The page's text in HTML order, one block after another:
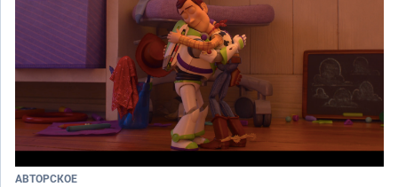
АВТОРСКОЕ